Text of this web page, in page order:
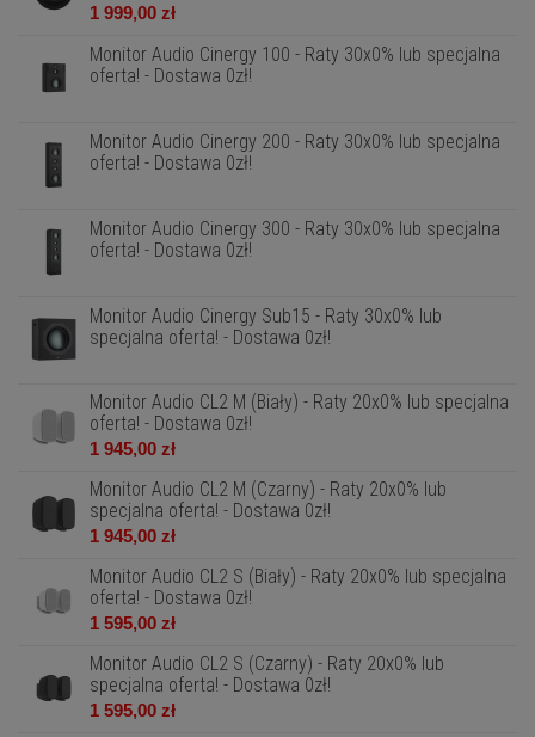
1 999,00 zł
Monitor Audio Cinergy 100 - Raty 30x0% lub specjalna
oferta! - Dostawa 0zł!
Monitor Audio Cinergy 200 - Raty 30x0% lub specjalna
oferta! - Dostawa 0zł!
Monitor Audio Cinergy 300 - Raty 30x0% lub specjalna
oferta! - Dostawa 0zł!
Monitor Audio Cinergy Sub15 - Raty 30x0% lub
specjalna oferta! - Dostawa 0zł!
Monitor Audio CL2 M (Biały) - Raty 20x0% lub specjalna
oferta! - Dostawa 0zł!
1 945,00 zł
Monitor Audio CL2 M (Czarny) - Raty 20x0% lub
specjalna oferta! - Dostawa 0zł!
1 945,00 zł
Monitor Audio CL2 S (Biały) - Raty 20x0% lub specjalna
oferta! - Dostawa 0zł!
1 595,00 zł
Monitor Audio CL2 S (Czarny) - Raty 20x0% lub
specjalna oferta! - Dostawa 0zł!
1 595,00 zł